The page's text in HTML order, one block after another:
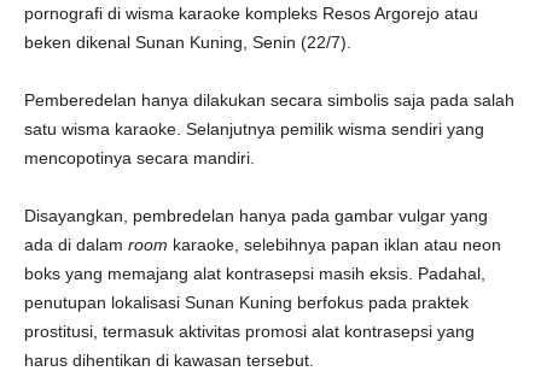
pornografi di wisma karaoke kompleks Resos Argorejo atau
beken dikenal Sunan Kuning, Senin (22/7).
Pemberedelan hanya dilakukan secara simbolis saja pada salah
satu wisma karaoke. Selanjutnya pemilik wisma sendiri yang
mencopotinya secara mandiri.
Disayangkan, pembredelan hanya pada gambar vulgar yang
ada di dalam room karaoke, selebihnya papan iklan atau neon
boks yang memajang alat kontrasepsi masih eksis. Padahal,
penutupan lokalisasi Sunan Kuning berfokus pada praktek
prostitusi, termasuk aktivitas promosi alat kontrasepsi yang
harus dihentikan di kawasan tersebut.